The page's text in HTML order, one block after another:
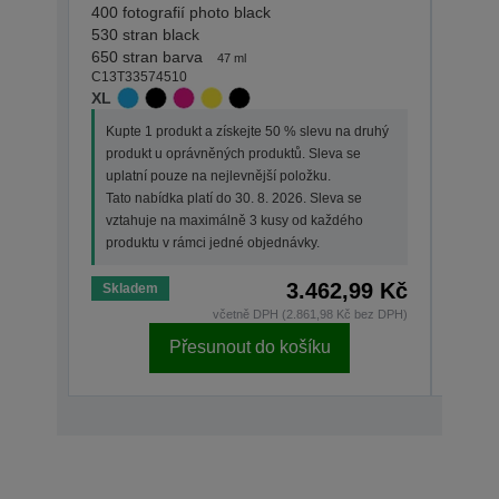
400 fotografií photo black
530 stran black
650 stran barva
47 ml
C13T33574510
XL
Kupte 1 produkt a získejte 50 % slevu na druhý
produkt u oprávněných produktů. Sleva se
uplatní pouze na nejlevnější položku.
Tato nabídka platí do 30. 8. 2026. Sleva se
vztahuje na maximálně 3 kusy od každého
produktu v rámci jedné objednávky.
Skladem 3.462,99 Kč
včetně DPH (2.861,98 Kč bez DPH)
Přesunout do košíku